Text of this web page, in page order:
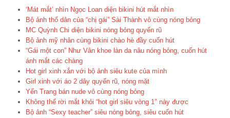
‘Mát mắt’ nhìn Ngọc Loan diện bikini hút mắt nhìn
Bộ ảnh thổ dân của “chị gái” Sài Thành vô cùng nóng bỏng
MC Quỳnh Chi diện bikini nóng bỏng quyến rũ
Bộ ảnh mỹ nhân cùng bikini chào hè đầy cuốn hút
“Gái một con” Như Vân khoe làn da nâu nóng bỏng, cuốn hút
ánh mắt các chàng
Hot girl xinh xắn với bộ ảnh siêu kute của mình
Girl xinh với áo 2 dây quyến rũ, nóng mặt
Yến Trang bán nude vô cùng nóng bỏng
Không thể rời mắt khỏi “hot girl siêu vòng 1″ này được
Bộ ảnh “Sexy teacher” siêu nóng bỏng, siêu cuốn hút